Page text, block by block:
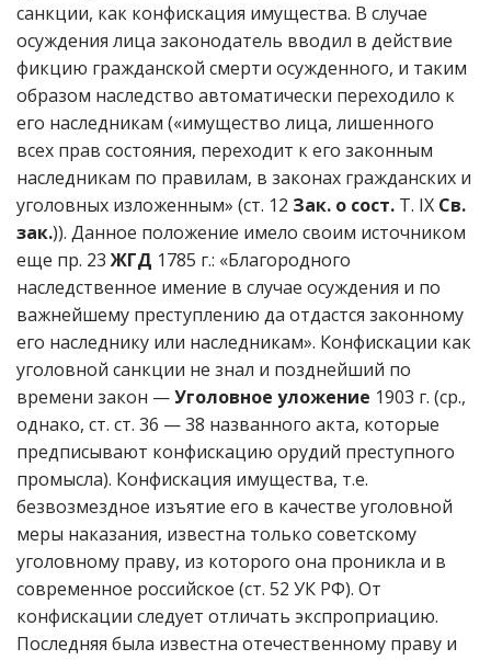
санкции, как конфискация имущества. В случае
осуждения лица законодатель вводил в действие
фикцию гражданской смерти осужденного, и таким
образом наследство автоматически переходило к
его наследникам («имущество лица, лишенного
всех прав состояния, переходит к его законным
наследникам по правилам, в законах гражданских и
уголовных изложенным» (ст. 12 Зак. о сост. Т. IX Св.
зак.)). Данное положение имело своим источником
еще пр. 23ЖГД 1785 г.: «Благородного
наследственное имение в случае осуждения и по
важнейшему преступлению да отдастся законному
его наследнику или наследникам». Конфискации как
уголовной санкции не знал и позднейший по
времени закон —Уголовное уложение 1903 г. (ср.,
однако, ст. ст. 36 — 38 названного акта, которые
предписывают конфискацию орудий преступного
промысла). Конфискация имущества, т.е.
безвозмездное изъятие его в качестве уголовной
меры наказания, известна только советскому
уголовному праву, из которого она проникла и в
современное российское (ст. 52 УК РФ). От
конфискации следует отличать экспроприацию.
Последняя была известна отечественному праву и